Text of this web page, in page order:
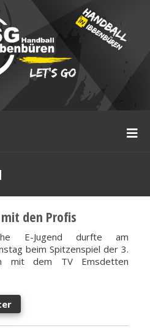
den Profis
E-Jugend durfte am
beim Spitzenspiel der 3.
mit dem TV Emsdetten